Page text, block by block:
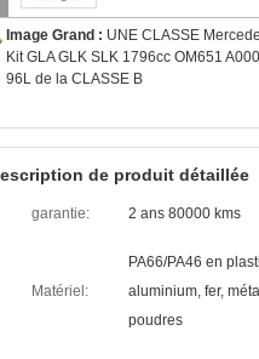
Image Grand : UNE CLASSE
Kit GLA GLK SLK 1796cc OM651
96L de la CLASSE B
de produit détaillée
garantie: 2 ans 80000 kms
Matériel:
PA66/PA46 en
aluminium, fer,
poudres